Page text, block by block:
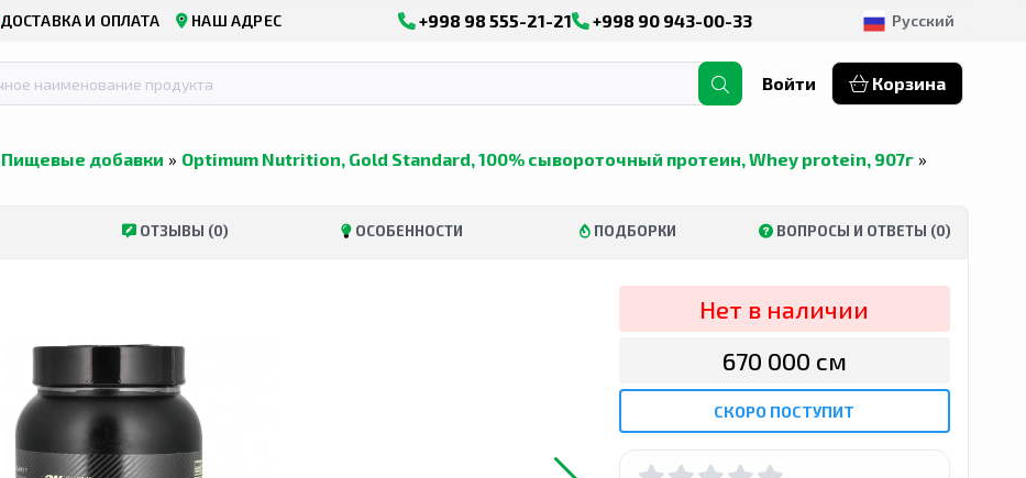
ДОСТАВКА И ОПЛАТА НАШ АДРЕС +998 98 555-21-21 +998 90 943-00-33 Русский
Войти Корзина
Пищевые добавки » Optimum Nutrition, Gold Standard, 100% сывороточный протеин, Whey protein, 907г »
ОТЗЫВЫ (0) ОСОБЕННОСТИ ПОДБОРКИ ВОПРОСЫ И ОТВЕТЫ (0)
Нет в наличии
670 000 сӯм
СКОРО ПОСТУПИТ